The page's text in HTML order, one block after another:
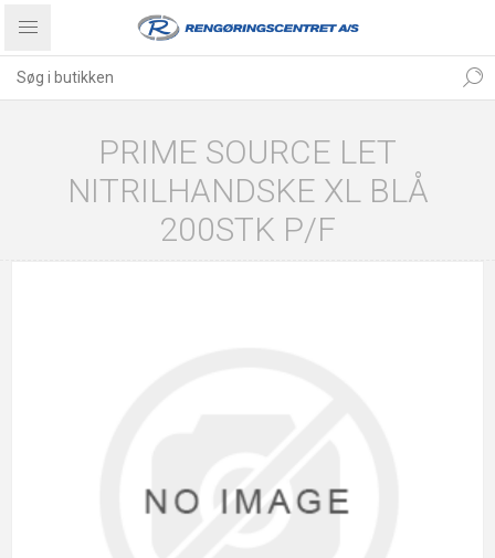
PRIME SOURCE LET
NITRILHANDSKE XL BLÅ
200STK P/F